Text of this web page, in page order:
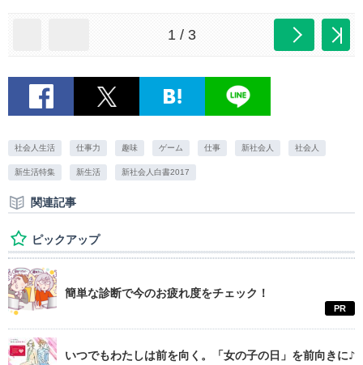
1 / 3
社会人生活 仕事力 趣味 ゲーム 仕事 新社会人 社会人
新生活特集 新生活 新社会人白書2017
関連記事
ピックアップ
簡単な診断で今のお疲れ度をチェック！
PR
いつでもわたしは前を向く。「女の子の日」を前向きに♪